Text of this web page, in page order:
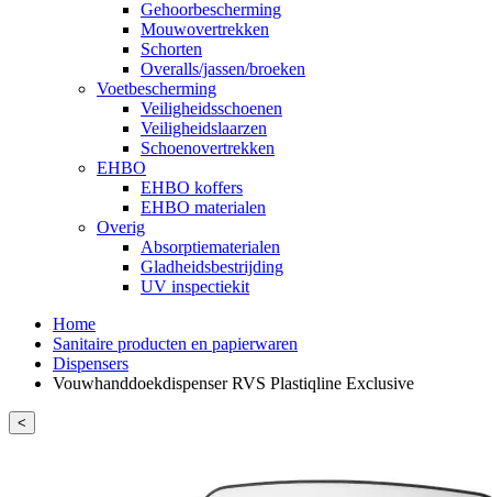
Gehoorbescherming
Mouwovertrekken
Schorten
Overalls/jassen/broeken
Voetbescherming
Veiligheidsschoenen
Veiligheidslaarzen
Schoenovertrekken
EHBO
EHBO koffers
EHBO materialen
Overig
Absorptiematerialen
Gladheidsbestrijding
UV inspectiekit
Home
Sanitaire producten en papierwaren
Dispensers
Vouwhanddoekdispenser RVS Plastiqline Exclusive
<